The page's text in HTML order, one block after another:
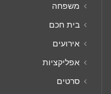
משפחה
בית חכם
אירועים
אפליקציות
סרטים